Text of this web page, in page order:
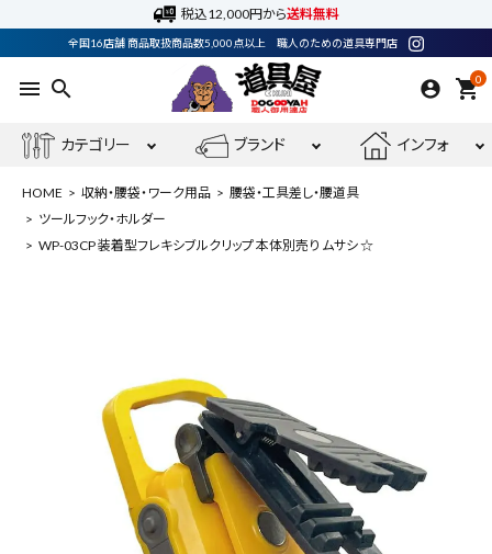
税込12,000円から送料無料
全国16店舗 商品取扱商品数5,000点以上 職人のための道具専門店
menu search 0
shopping_cart
カテゴリー ブランド インフォ
最近閲覧した商品
HOME 収納・腰袋・ワーク用品
腰袋・工具差し・腰道具
ツールフック・ホルダー
WP-03CP 装着型フレキシブルクリップ 本体別売り ムサシ ☆